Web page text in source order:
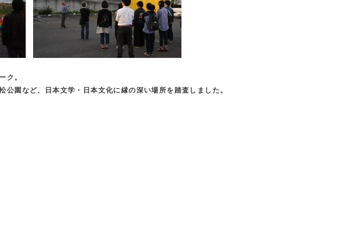
ク。
公園など、日本文学・日本文化に縁の深い場所を踏査しました。